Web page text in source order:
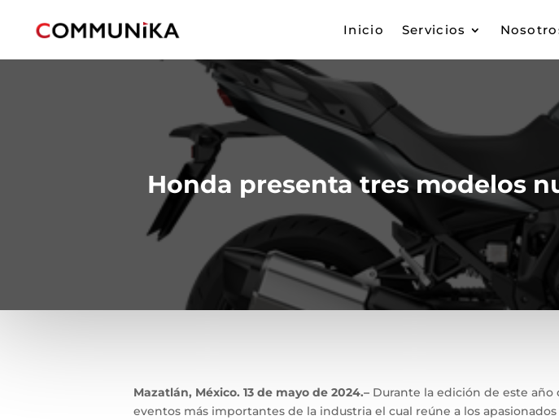
Inicio Servicios
Honda presenta tres modelos
Mazatlán, México. 13 de mayo de 2024.–Durante la edición de este año
eventos más importantes de la industria el cual reúne a los